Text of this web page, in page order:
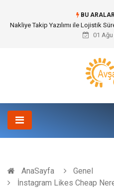
BU
Galericilik Belgesi
01
AnaSayfa
Genel
İnstagram Likes Cheap